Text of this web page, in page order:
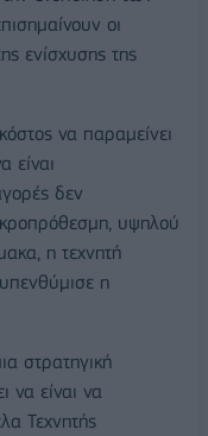
οι
ενίσχυσης της
να παραμείνει
είναι
δεν
υψηλού
η τεχνητή
η
στρατηγική
να είναι να
Τεχνητής